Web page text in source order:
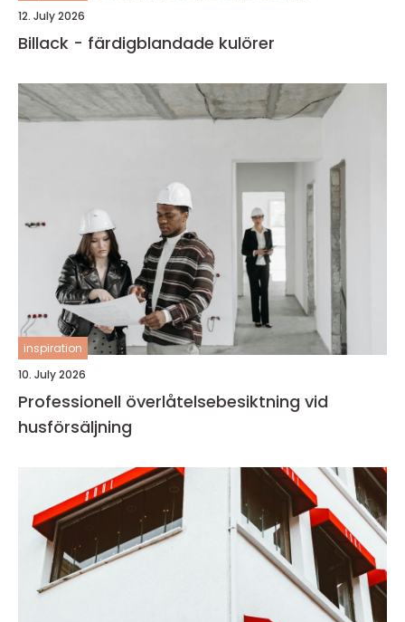
12. July 2026
Billack - färdigblandade kulörer
inspiration
10. July 2026
Professionell överlåtelsebesiktning vid
husförsäljning